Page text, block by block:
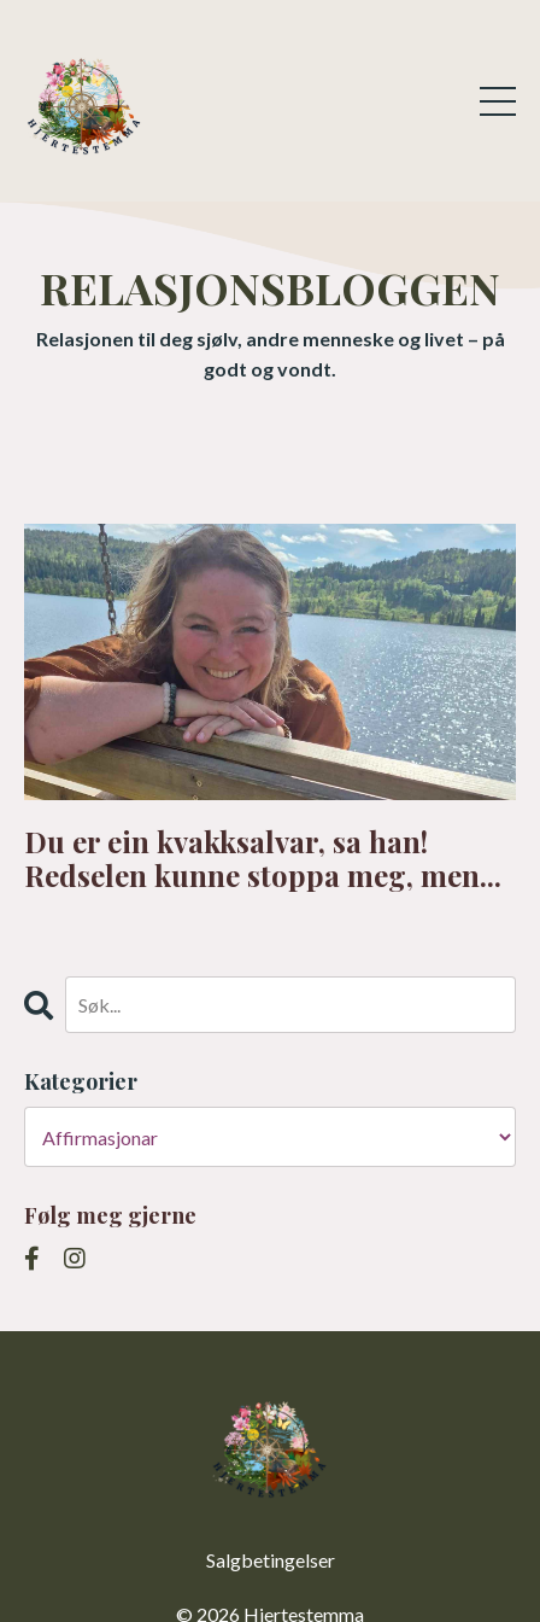
RELASJONSBLOGGEN
Relasjonen til deg sjølv, andre menneske og livet – på
godt og vondt.
Du er ein kvakksalvar, sa han!
Redselen kunne stoppa meg, men...
Kategorier
Følg meg gjerne
Salgbetingelser
© 2026 Hjertestemma